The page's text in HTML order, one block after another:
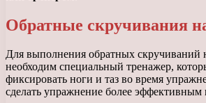
Обратные скручивания
Для выполнения обратных скручиваний
необходим специальный тренажер,
фиксировать ноги и таз во время
сделать упражнение более эффективным